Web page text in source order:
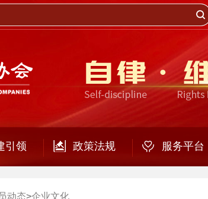
引领 政策法规 服务平台
动态>企业文化